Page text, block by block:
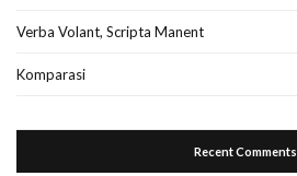
Verba Volant, Scripta Manent
Komparasi
Recent Comments